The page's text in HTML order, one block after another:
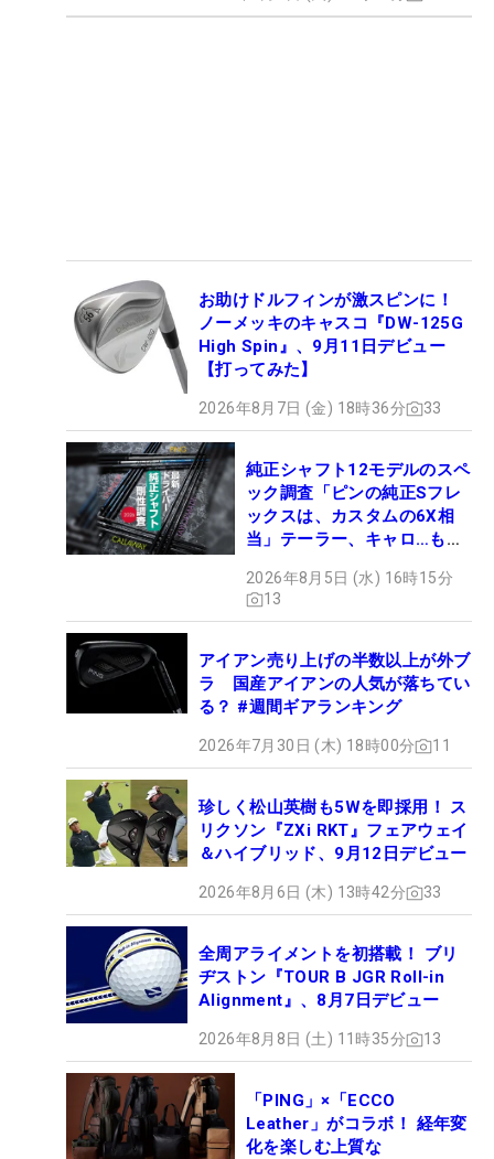
お助けドルフィンが激スピンに！
ノーメッキのキャスコ『DW-125G
High Spin』、9月11日デビュー
【打ってみた】
2026年8月7日 (金) 18時36分 33
純正シャフト12モデルのスペ
ック調査「ピンの純正Sフレ
ックスは、カスタムの6X相
当」テーラー、キャロ…もチ
2026年8月5日 (水) 16時15分
13
アイアン売り上げの半数以上が外ブ
ラ 国産アイアンの人気が落ちてい
る？ #週間ギアランキング
2026年7月30日 (木) 18時00分 11
珍しく松山英樹も5Wを即採用！ ス
リクソン『ZXi RKT』フェアウェイ
＆ハイブリッド、9月12日デビュー
2026年8月6日 (木) 13時42分 33
全周アライメントを初搭載！ ブリ
ヂストン『TOUR B JGR Roll-in
Alignment』、8月7日デビュー
2026年8月8日 (土) 11時35分 13
「PING」×「ECCO
Leather」がコラボ！ 経年変
化を楽しむ上質な